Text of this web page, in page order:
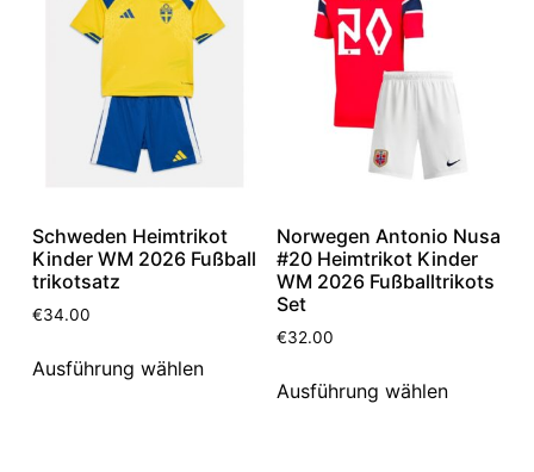
Schweden Heimtrikot
Kinder WM 2026 Fußball
trikotsatz
€34.00
Ausführung wählen
Norwegen Antonio Nusa
#20 Heimtrikot Kinder
WM 2026 Fußballtrikots
Set
€32.00
Ausführung wählen